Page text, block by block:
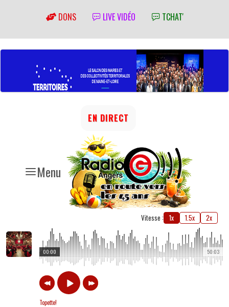
DONS LIVE VIDÉO TCHAT'
Menu
EN DIRECT
Vitesse : 1x 1.5x 2x
50:03
00:00
Topette!